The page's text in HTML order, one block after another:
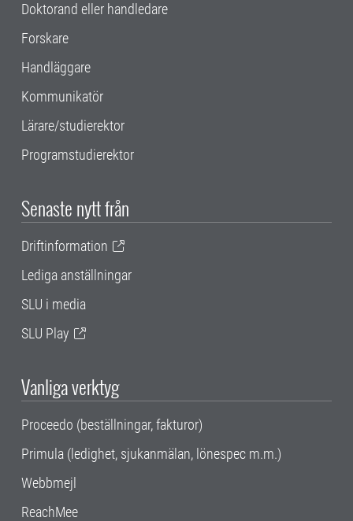
Doktorand eller handledare
Forskare
Handläggare
Kommunikatör
Lärare/studierektor
Programstudierektor
Senaste nytt från
Driftinformation
Lediga anställningar
SLU i media
SLU Play
Vanliga verktyg
Proceedo (beställningar, fakturor)
Primula (ledighet, sjukanmälan, lönespec m.m.)
Webbmejl
ReachMee